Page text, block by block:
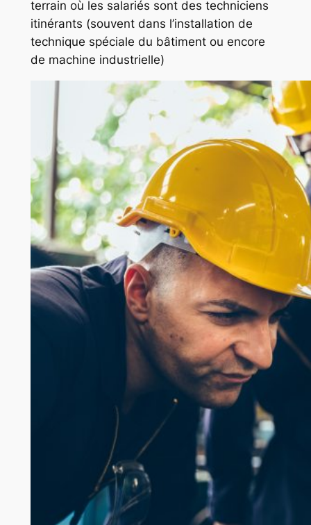
terrain où les salariés sont des techniciens
itinérants (souvent dans l’installation de
technique spéciale du bâtiment ou encore
de machine industrielle)